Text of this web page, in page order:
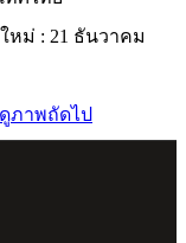
หม่ : 21 ธันวาคม
ดูภาพถัดไป